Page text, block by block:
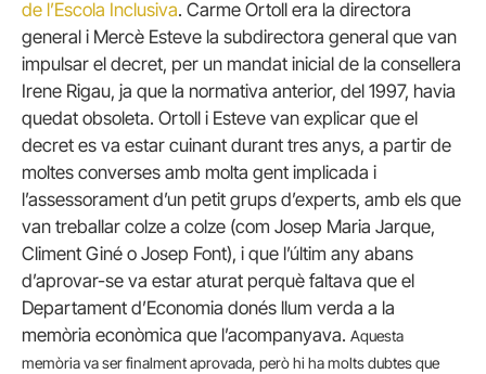
de l’Escola Inclusiva. Carme Ortoll era la directora
general i Mercè Esteve la subdirectora general que van
impulsar el decret, per un mandat inicial de la consellera
Irene Rigau, ja que la normativa anterior, del 1997, havia
quedat obsoleta. Ortoll i Esteve van explicar que el
decret es va estar cuinant durant tres anys, a partir de
moltes converses amb molta gent implicada i
l’assessorament d’un petit grups d’experts, amb els que
van treballar colze a colze (com Josep Maria Jarque,
Climent Giné o Josep Font), i que l’últim any abans
d’aprovar-se va estar aturat perquè faltava que el
Departament d’Economia donés llum verda a la
memòria econòmica que l’acompanyava. Aquesta
memòria va ser finalment aprovada, però hi ha molts dubtes que